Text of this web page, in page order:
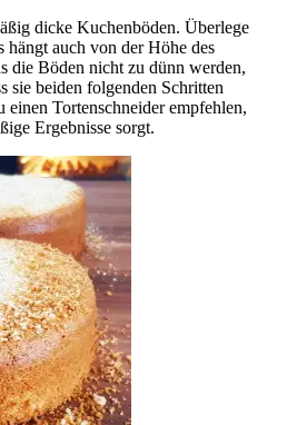
dicke Kuchenböden. Überlege
hängt auch von der Höhe des
die Böden nicht zu dünn werden,
sie beiden folgenden Schritten
einen Tortenschneider empfehlen,
Ergebnisse sorgt.